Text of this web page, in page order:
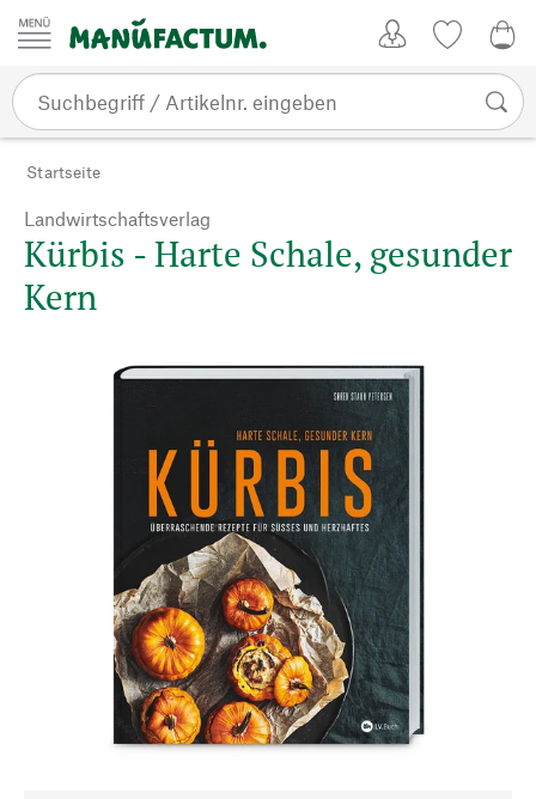
Zum Inhalt springen
Startseite
Landwirtschaftsverlag
Kürbis - Harte Schale, gesunder
Kern